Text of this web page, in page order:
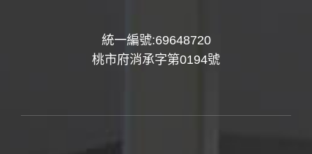
統一編號:69648720
桃市府消承字第0194號